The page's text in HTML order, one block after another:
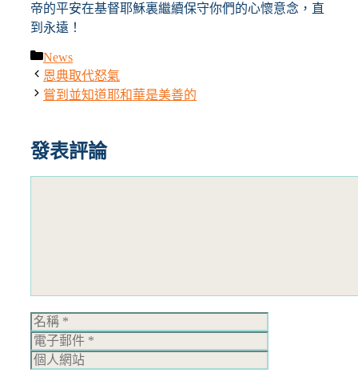
帝的平安在基督耶穌裏繼續保守你們的心懷意念，直
到永遠！
分
類
News
恩典取代怒氣
嘗到並知道耶和華是美善的
發表評論
名
稱